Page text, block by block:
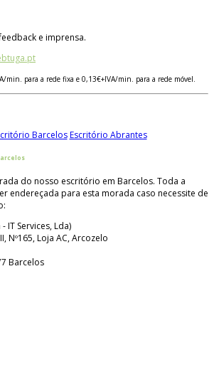
e imprensa.
min. para a rede fixa e 0,13€+IVA/min. para a rede móvel.
Barcelos Escritório Abrantes
do nosso escritório em Barcelos. Toda a
endereçada para esta morada caso necessite de
IT Services, Lda)
Nº165, Loja AC, Arcozelo
Barcelos